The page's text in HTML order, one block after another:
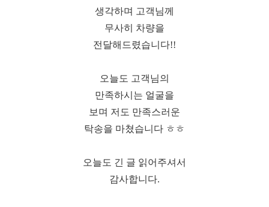
생각하며 고객님께
무사히 차량을
전달해드렸습니다!!
오늘도 고객님의
만족하시는 얼굴을
보며 저도 만족스러운
탁송을 마쳤습니다 ㅎㅎ
오늘도 긴 글 읽어주셔서
감사합니다.